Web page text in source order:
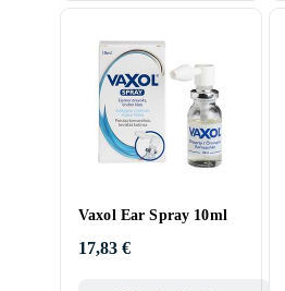
Vaxol Ear Spray 10ml
17,83 €